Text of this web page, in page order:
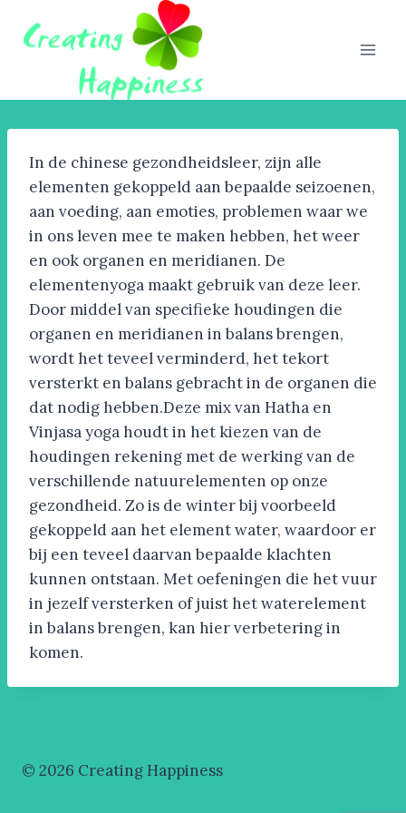
naar
In de chinese gezondheidsleer, zijn alle
elementen gekoppeld aan bepaalde seizoenen,
aan voeding, aan emoties, problemen waar we
in ons leven mee te maken hebben, het weer
en ook organen en meridianen. De
elementenyoga maakt gebruik van deze leer.
Door middel van specifieke houdingen die
organen en meridianen in balans brengen,
wordt het teveel verminderd, het tekort
versterkt en balans gebracht in de organen die
dat nodig hebben.Deze mix van Hatha en
Vinjasa yoga houdt in het kiezen van de
houdingen rekening met de werking van de
verschillende natuurelementen op onze
gezondheid. Zo is de winter bij voorbeeld
gekoppeld aan het element water, waardoor er
bij een teveel daarvan bepaalde klachten
kunnen ontstaan. Met oefeningen die het vuur
in jezelf versterken of juist het waterelement
in balans brengen, kan hier verbetering in
komen.
© 2026 Creating Happiness